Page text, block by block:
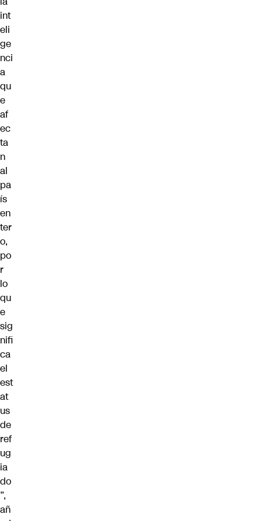
int
eli
ge
nci
a
qu
e
af
ec
ta
n
al
pa
ís
en
ter
o,
po
r
lo
qu
e
sig
nifi
ca
el
est
at
us
de
ref
ug
ia
do
”,
añ